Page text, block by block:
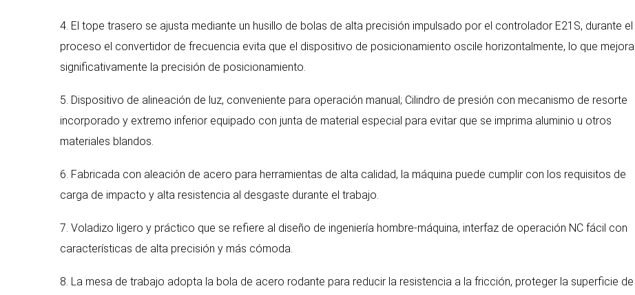
4. El tope trasero se ajusta mediante un husillo de bolas de alta precisión impulsado por el controlador E21S, durante el
proceso el convertidor de frecuencia evita que el dispositivo de posicionamiento oscile horizontalmente, lo que mejora
significativamente la precisión de posicionamiento.
5. Dispositivo de alineación de luz, conveniente para operación manual; Cilindro de presión con mecanismo de resorte
incorporado y extremo inferior equipado con junta de material especial para evitar que se imprima aluminio u otros
materiales blandos.
6. Fabricada con aleación de acero para herramientas de alta calidad, la máquina puede cumplir con los requisitos de
carga de impacto y alta resistencia al desgaste durante el trabajo.
7. Voladizo ligero y práctico que se refiere al diseño de ingeniería hombre-máquina, interfaz de operación NC fácil con
características de alta precisión y más cómoda.
8. La mesa de trabajo adopta la bola de acero rodante para reducir la resistencia a la fricción, proteger la superficie de